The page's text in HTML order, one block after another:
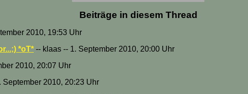
Beiträge in diesem Thread
2010, 19:53 Uhr
*oT* -- klaas -- 1. September 2010, 20:00 Uhr
2010, 20:07 Uhr
September 2010, 20:23 Uhr